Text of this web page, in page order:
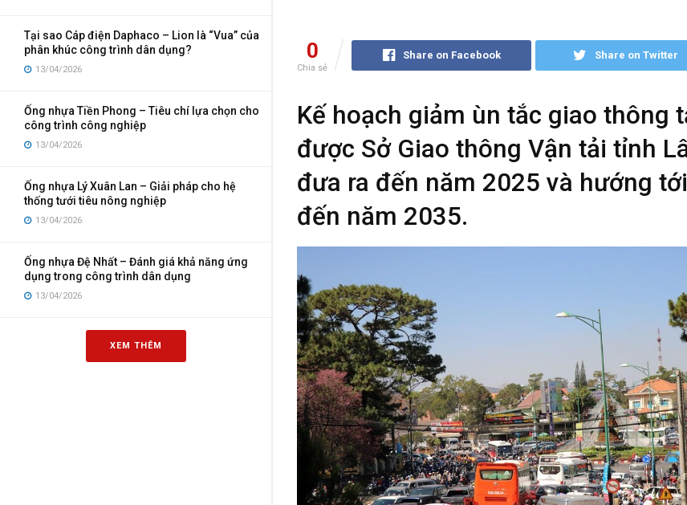
Tại sao Cáp điện Daphaco – Lion là “Vua” của
phân khúc công trình dân dụng?
13/04/2026
Ống nhựa Tiền Phong – Tiêu chí lựa chọn cho
công trình công nghiệp
13/04/2026
Ống nhựa Lý Xuân Lan – Giải pháp cho hệ
thống tưới tiêu nông nghiệp
13/04/2026
Ống nhựa Đệ Nhất – Đánh giá khả năng ứng
dụng trong công trình dân dụng
13/04/2026
XEM THÊM
0
Chia sẻ
Share on Facebook Share on Twitter
Kế hoạch giảm ùn tắc giao thông
được Sở Giao thông Vận tải tỉnh
đưa ra đến năm 2025 và hướng
đến năm 2035.